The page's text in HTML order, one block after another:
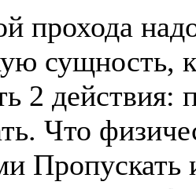
прохода
сущность,
2 действия:
Что
Пропускать